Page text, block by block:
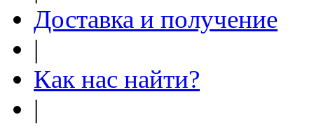
Доставка и получение
|
Как нас найти?
|